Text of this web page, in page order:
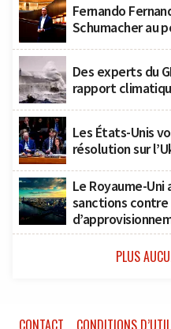
Fernando
Schumacher au
Des experts du
rapport
Les États-Unis
résolution sur
Le Royaume-
sanctions contre
PLUS
CONTACT CONDITIONS